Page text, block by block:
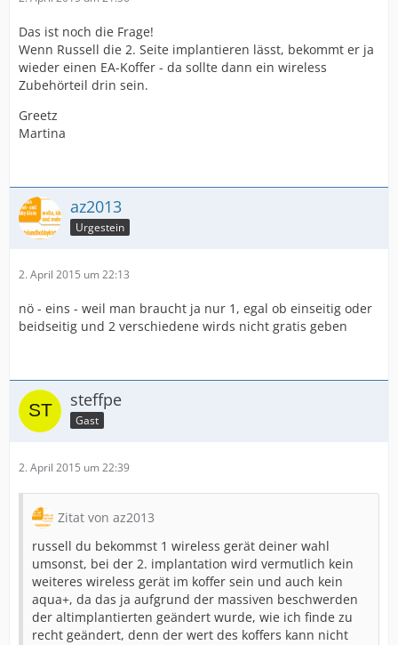
Das ist noch die Frage!
Wenn Russell die 2. Seite implantieren lässt, bekommt er ja
wieder einen EA-Koffer - da sollte dann ein wireless
Zubehörteil drin sein.
Greetz
Martina
az2013
Urgestein
2. April 2015 um 22:13
nö - eins - weil man braucht ja nur 1, egal ob einseitig oder
beidseitig und 2 verschiedene wirds nicht gratis geben
steffpe
Gast
2. April 2015 um 22:39
Zitat von az2013
russell du bekommst 1 wireless gerät deiner wahl
umsonst, bei der 2. implantation wird vermutlich kein
weiteres wireless gerät im koffer sein und auch kein
aqua+, da das ja aufgrund der massiven beschwerden
der altimplantierten geändert wurde, wie ich finde zu
recht geändert, denn der wert des koffers kann nicht